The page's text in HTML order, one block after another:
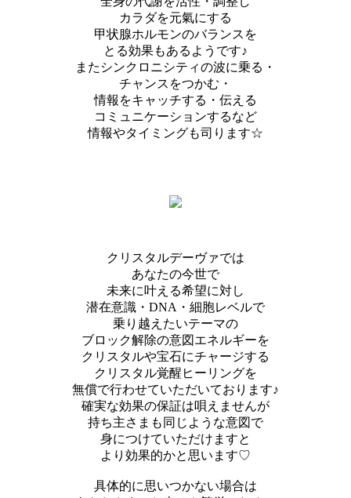
カラダを元氣にする
甲状腺ホルモンのバランスを
とる効果もあるようです♪
またシンクロニシティの波に乗る・
チャンスをつかむ・
情報をキャッチする・伝える
コミュニケーションするなど
情報やタイミングも司ります☆
クリスタルデーヴァでは
あなたの今世で
未来に叶える希望に対し
潜在意識・DNA・細胞レベルで
乗り越えたいテーマの
ブロック解除の意図エネルギーを
クリスタルや宝石にチャージする
クリスタル覚醒ヒーリングを
無償で行わせていただいております♪
確実な効果の保証は唄えませんが
持ち主さまも同じような意図で
身につけていただけますと
より効果的かと思います♡
具体的に思いつかない場合は